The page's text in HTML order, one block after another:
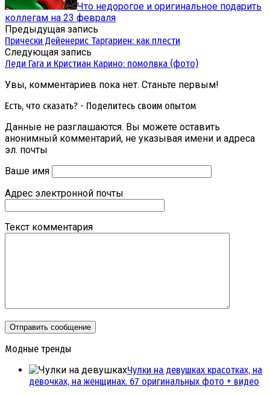
Что недорогое и оригинальное подарить
коллегам на 23 февраля
Предыдущая запись
Прически Дейенерис Таргариен: как плести
Следующая запись
Леди Гага и Кристиан Карино: помолвка (фото)
Увы, комментариев пока нет. Станьте первым!
Есть, что сказать? - Поделитесь своим опытом
Данные не разглашаются. Вы можете оставить
анонимный комментарий, не указывая имени и адреса
эл. почты
Ваше имя
Адрес электронной почты
Текст комментария
Модные тренды
Чулки на девушках красотках, на
девочках, на женщинах. 67 оригинальных фото + видео